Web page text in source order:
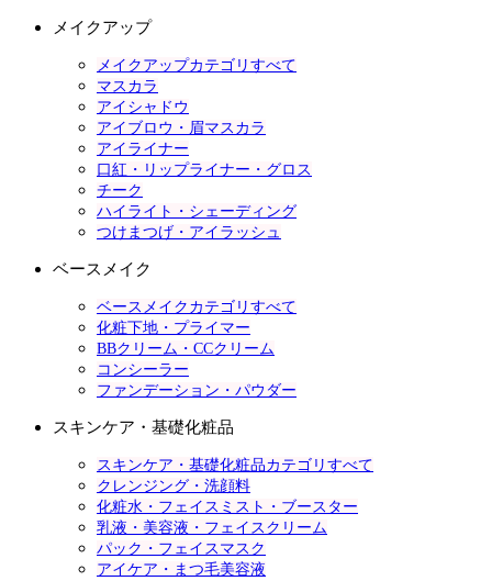
メイクアップ
メイクアップカテゴリすべて
マスカラ
アイシャドウ
アイブロウ・眉マスカラ
アイライナー
口紅・リップライナー・グロス
チーク
ハイライト・シェーディング
つけまつげ・アイラッシュ
ベースメイク
ベースメイクカテゴリすべて
化粧下地・プライマー
BBクリーム・CCクリーム
コンシーラー
ファンデーション・パウダー
スキンケア・基礎化粧品
スキンケア・基礎化粧品カテゴリすべて
クレンジング・洗顔料
化粧水・フェイスミスト・ブースター
乳液・美容液・フェイスクリーム
パック・フェイスマスク
アイケア・まつ毛美容液